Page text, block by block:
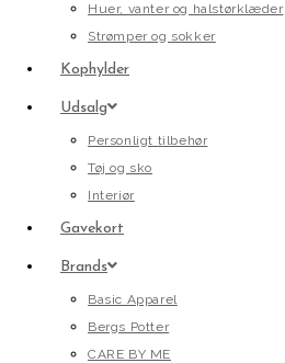
Huer, vanter og halstørklæder
Strømper og sokker
Kophylder
Udsalg
Personligt tilbehør
Tøj og sko
Interiør
Gavekort
Brands
Basic Apparel
Bergs Potter
CARE BY ME